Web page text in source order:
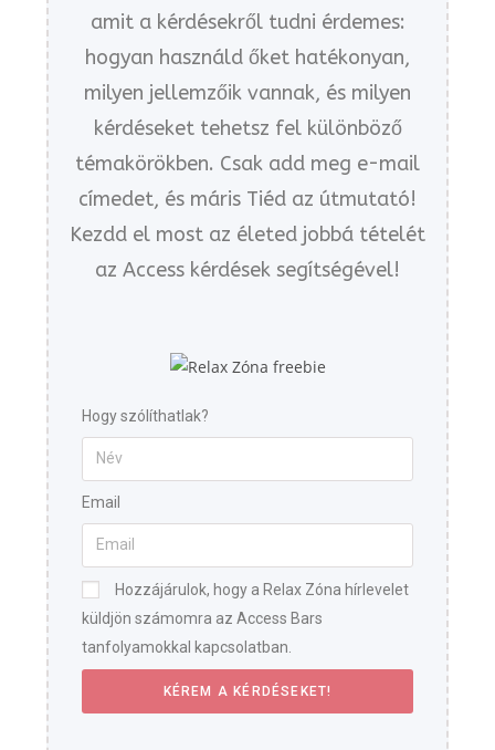
amit a kérdésekről tudni érdemes:
hogyan használd őket hatékonyan,
milyen jellemzőik vannak, és milyen
kérdéseket tehetsz fel különböző
témakörökben. Csak add meg e-mail
címedet, és máris Tiéd az útmutató!
Kezdd el most az életed jobbá tételét
az Access kérdések segítségével!
Hogy szólíthatlak?
Email
Hozzájárulok, hogy a Relax Zóna hírlevelet
küldjön számomra az Access Bars
tanfolyamokkal kapcsolatban.
KÉREM A KÉRDÉSEKET!